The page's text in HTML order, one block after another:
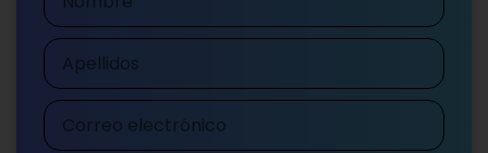
Apellidos
Correo
electrónico